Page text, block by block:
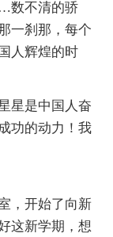
数不清的骄
一刹那，每个
人辉煌的时
星是中国人奋
功的动力！我
，开始了向新
这新学期，想